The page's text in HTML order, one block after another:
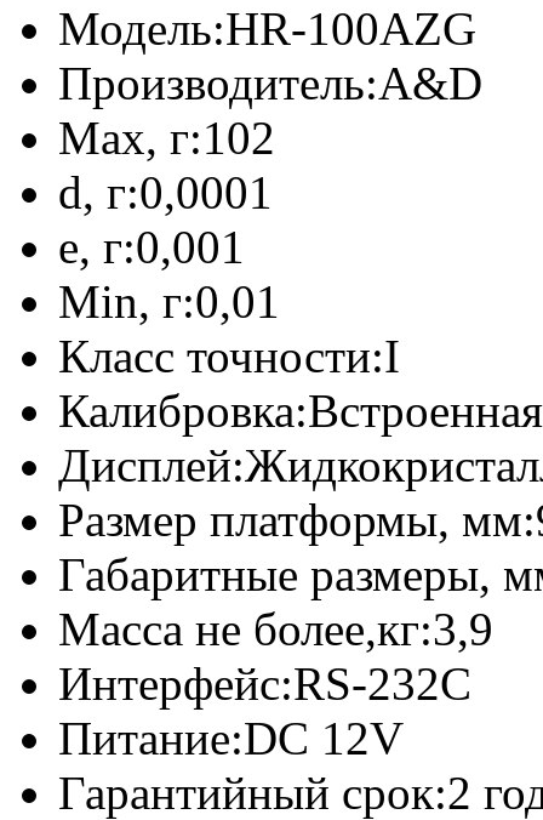
Модель:HR-100AZG
Производитель:A&D
Max, г:102
d, г:0,0001
e, г:0,001
Min, г:0,01
Класс точности:I
Калибровка:Встроенная
Дисплей:
Размер платформы, мм:
Габаритные размеры,
Масса не более,кг:3,9
Интерфейс:RS-232C
Питание:DC 12V
Гарантийный срок:2